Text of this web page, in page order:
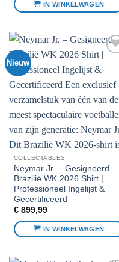
IN WINKELWAGEN
Nieuw
Voeg toe
aan
COLLECTABLES
Neymar Jr. – Gesigneerd
Brazilië WK 2026 Shirt |
Professioneel Ingelijst &
Gecertificeerd
€899,99
IN WINKELWAGEN